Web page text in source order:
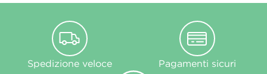
Spedizione veloce Pagamenti sicuri